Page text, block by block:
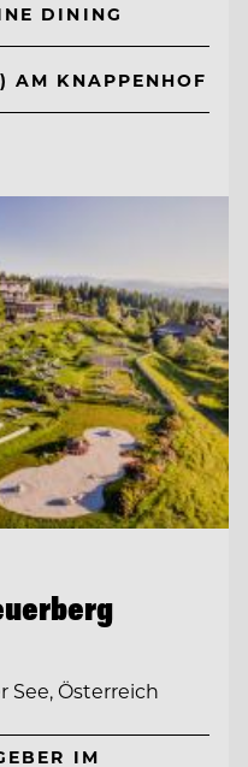
DINING
AM KNAPPENHOF
See, Österreich
IM